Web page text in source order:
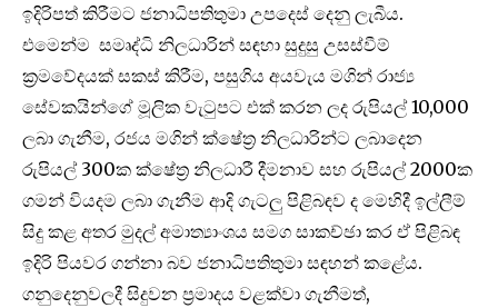
ඉදිරිපත් කිරීමට ජනාධිපතිතුමා උපදෙස් දෙනු ලැබීය.
එමෙන්ම සමෘද්ධි නිලධාරින් සඳහා සුදුසු උසස්වීම්
ක්‍රමවේදයක් සකස් කිරීම, පසුගිය අයවැය මගින් රාජ්‍ය
සේවකයින්ගේ මූලික වැටුපට එක් කරන ලද රුපියල් 10,000
ලබා ගැනීම, රජය මගින් ක්ෂේත්‍ර නිලධාරින්ට ලබාදෙන
රුපියල් 300ක ක්ෂේත්‍ර නිලධාරී දීමනාව සහ රුපියල් 2000ක
ගමන් වියදම ලබා ගැනීම ආදි ගැටලු පිළිබඳව ද මෙහිදී ඉල්ලීම්
සිදු කළ අතර මුදල් අමාත්‍යාංශය සමග සාකච්ඡා කර ඒ පිළිබඳ
ඉදිරි පියවර ගන්නා බව ජනාධිපතිතුමා සඳහන් කළේය.
ගනුදෙනුවලදී සිදුවන ප්‍රමාදය වළක්වා ගැනීමත්,